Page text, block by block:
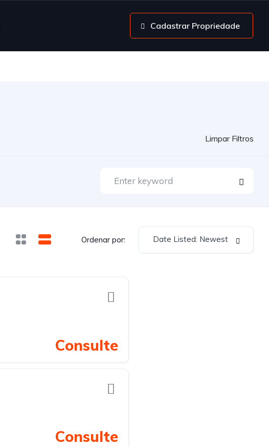
Cadastrar Propriedade
Limpar Filtros
Ordenar por: Date Listed: Newest
Consulte
Consulte